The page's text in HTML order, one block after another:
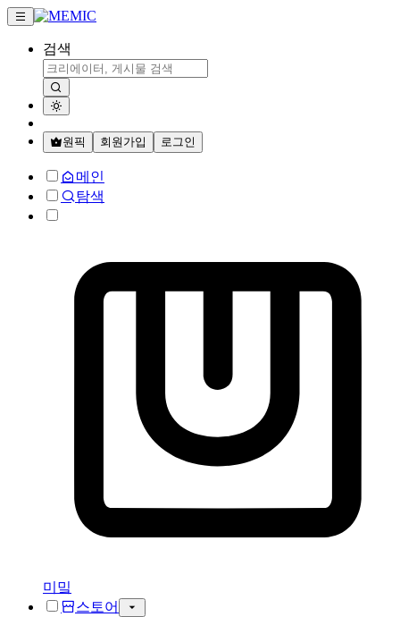
검색
원픽 회원가입 로그인
메인
탐색
미밐
스토어